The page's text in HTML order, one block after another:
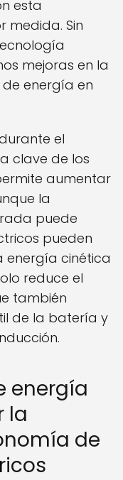
esta
medida. Sin
mejoras en la
energía en
el
clave de los
aumentar
la
puede
pueden
energía cinética
reduce el
también
de la batería y
energía
la
de